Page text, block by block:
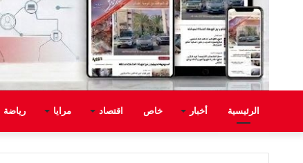
الرئيسية أخبار خاص اقتصاد مرايا رياضة